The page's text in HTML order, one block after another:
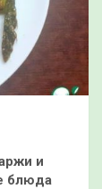
и
блюда